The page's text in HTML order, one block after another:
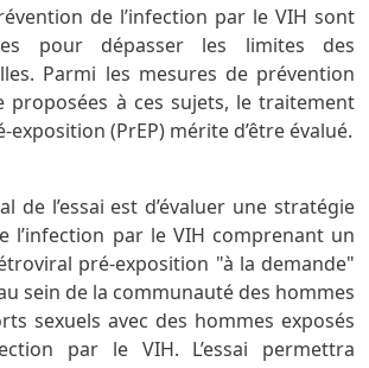
de l’infection par le VIH sont
pour dépasser les limites des
Parmi les mesures de prévention
proposées à ces sujets, le traitement
(PrEP) mérite d’être évalué.
de l’essai est d’évaluer une stratégie
l’infection par le VIH comprenant un
pré-exposition "à la demande"
sein de la communauté des hommes
sexuels avec des hommes exposés
par le VIH. L’essai permettra